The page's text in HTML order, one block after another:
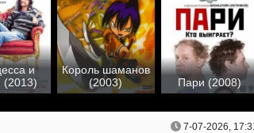
и
Король шаманов
(2003)
Пари (2008)
7-07-2026,